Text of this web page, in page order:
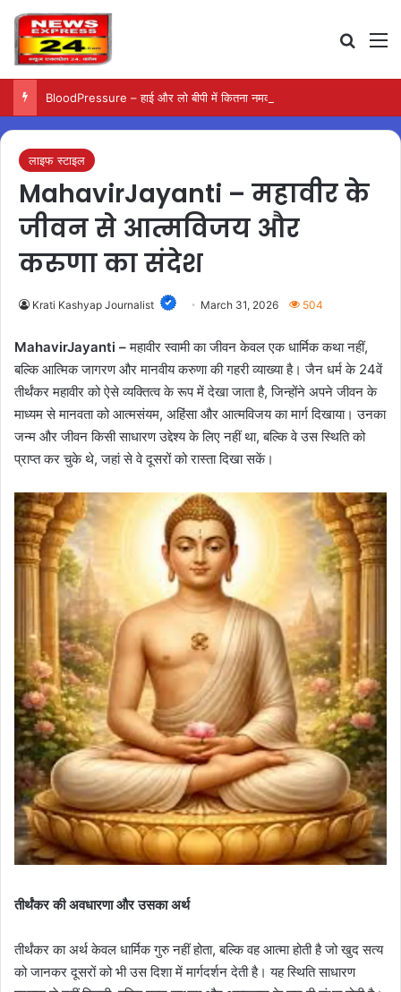
लाइफ स्टाइल
MahavirJayanti – महावीर के
जीवन से आत्मविजय और
करुणा का संदेश
Krati Kashyap Journalist March 31, 2026 504
MahavirJayanti –महावीर स्वामी का जीवन केवल एक धार्मिक कथा नहीं,
बल्कि आत्मिक जागरण और मानवीय करुणा की गहरी व्याख्या है। जैन धर्म के 24वें
तीर्थंकर महावीर को ऐसे व्यक्तित्व के रूप में देखा जाता है, जिन्होंने अपने जीवन के
माध्यम से मानवता को आत्मसंयम, अहिंसा और आत्मविजय का मार्ग दिखाया। उनका
जन्म और जीवन किसी साधारण उद्देश्य के लिए नहीं था, बल्कि वे उस स्थिति को
प्राप्त कर चुके थे, जहां से वे दूसरों को रास्ता दिखा सकें।
तीर्थंकर की अवधारणा और उसका अर्थ
तीर्थंकर का अर्थ केवल धार्मिक गुरु नहीं होता, बल्कि वह आत्मा होती है जो खुद सत्य
को जानकर दूसरों को भी उस दिशा में मार्गदर्शन देती है। यह स्थिति साधारण